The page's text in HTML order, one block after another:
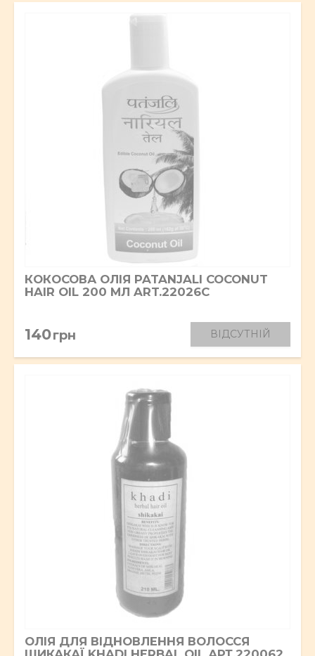
КОКОСОВА ОЛІЯ PATANJALI COCONUT
HAIR OIL 200 МЛ ART.22026C
140грн ВІДСУТНІЙ
ОЛІЯ ДЛЯ ВІДНОВЛЕННЯ ВОЛОССЯ